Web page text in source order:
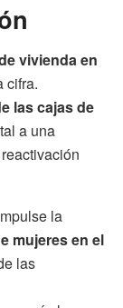
vivienda en
cifra.
las cajas de
a una
la
mujeres en el
las